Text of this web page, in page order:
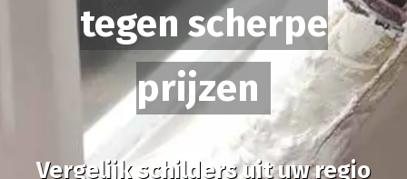
tegen scherpe
prijzen
Vergelijk schilders uit uw regio